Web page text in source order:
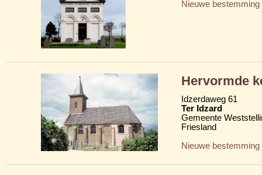
Nieuwe bestemming
Hervormde
Idzerdaweg 61
Ter Idzard
Gemeente
Friesland
Nieuwe bestemming